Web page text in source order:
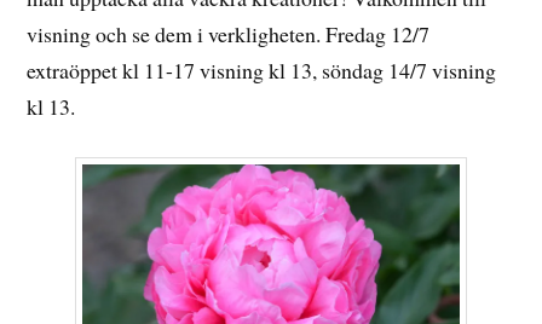
visning och se dem i verkligheten. Fredag 12/7
extraöppet kl 11-17 visning kl 13, söndag 14/7 visning
kl 13.